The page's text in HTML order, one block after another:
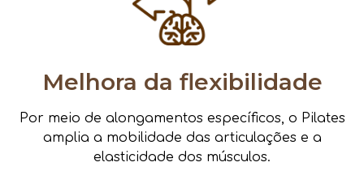
Melhora da flexibilidade
Por meio de alongamentos específicos, o Pilates
amplia a mobilidade das articulações e a
elasticidade dos músculos.